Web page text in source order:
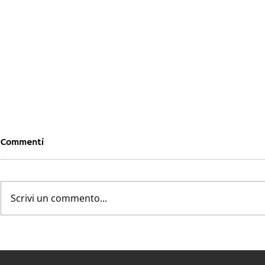
Commenti
Scrivi un commento...